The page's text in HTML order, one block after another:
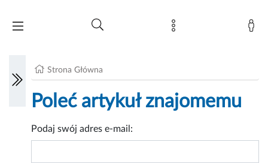
Strona Główna
Poleć artykuł znajomemu
Podaj swój adres e-mail: